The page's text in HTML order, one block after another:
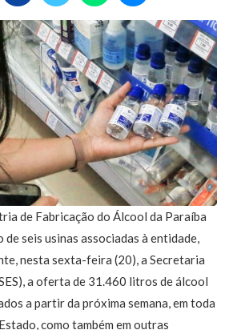
de Fabricação do Álcool da Paraíba
de seis usinas associadas à entidade,
nesta sexta-feira (20), a Secretaria
a oferta de 31.460 litros de álcool
a partir da próxima semana, em toda
como também em outras